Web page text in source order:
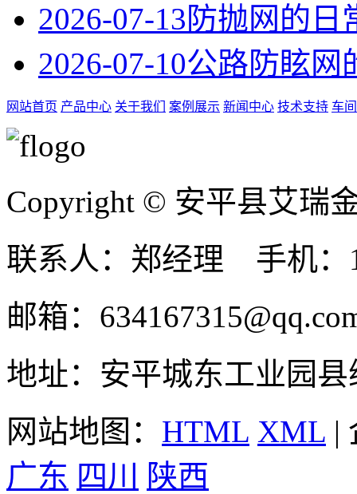
2026-07-13防抛网的日
2026-07-10公路防眩网
网站首页 产品中心 关于我们 案例展示 新闻中心 技术支持 车
Copyright © 安平县艾瑞
联系人：郑经理 手机：
邮箱：
地址：安平城东工业园县
网站地图： HTML XML |
广东 四川 陕西